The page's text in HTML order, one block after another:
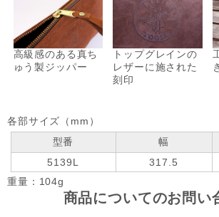
高級感のある真ち
ゅう製ジッパー
トップグレインの
レザーに施された
刻印
各部サイズ（mm）
型番
幅
5139L
317.5
重量：104g
商品についてのお問い